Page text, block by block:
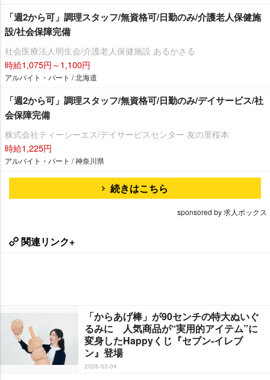
「週2から可」調理スタッフ/無資格可/日勤のみ/介護老人保健施
設/社会保障完備
社会医療法人明生会/介護老人保健施設 あるかさる
時給1,075円～1,100円
アルバイト・パート / 北海道
「週2から可」調理スタッフ/無資格可/日勤のみ/デイサービス/社
会保障完備
株式会社ティーシーエス/デイサービスセンター 友の里桜本
時給1,225円
アルバイト・パート / 神奈川県
続きはこちら
sponsored by 求人ボックス
関連リンク+
「からあげ棒」が90センチの特大ぬいぐ
るみに 人気商品が“実用的アイテム”に
変身したHappyくじ『セブン‐イレブ
ン』登場
2026-03-04